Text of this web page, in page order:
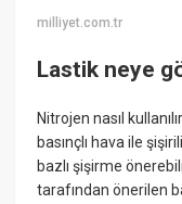
milliyet.com.tr
Lastik neye
Nitrojen nasıl
basınçlı hava ile
bazlı şişirme
tarafından önerilen